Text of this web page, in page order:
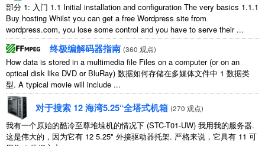
部分 1: 入门 1.1 Initial installation and configuration The very basics 1.1.1
Buy hosting Whilst you can get a free Wordpress site from
wordpress.com, you lose some control and you have to serve their...
终极编解码器指南 (360 观点)
How data is stored in a multimedia file Files on a computer(or on an
optical disk like DVD or BluRay) 数据如何存储在多媒体文件中 1 数据类
型. A typical movie will include ...
对于搜索 12 海湾5.25“全塔式机箱 (270 观点)
我有一个原始的酷冷至尊堆垛机的情况下 (STC-T01-UW) 我用我的服务器.
这是伟大的，因为它有 12 5.25" 外接驱动器托架. 严格来说，它具有 11 可